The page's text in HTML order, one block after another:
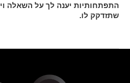
התפתחותיות יענה לך על השאלה
שתזדקק לו.